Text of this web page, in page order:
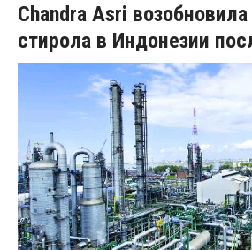
Chandra Asri
стирола в Индонезии